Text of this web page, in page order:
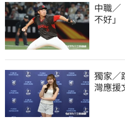
中職／
不好
獨家／
灣應